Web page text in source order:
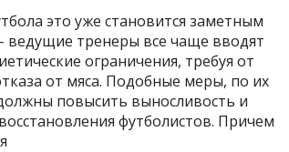
это уже становится заметным
ведущие тренеры все чаще вводят
ограничения, требуя от
от мяса. Подобные меры, по их
повысить выносливость и
футболистов. Причем